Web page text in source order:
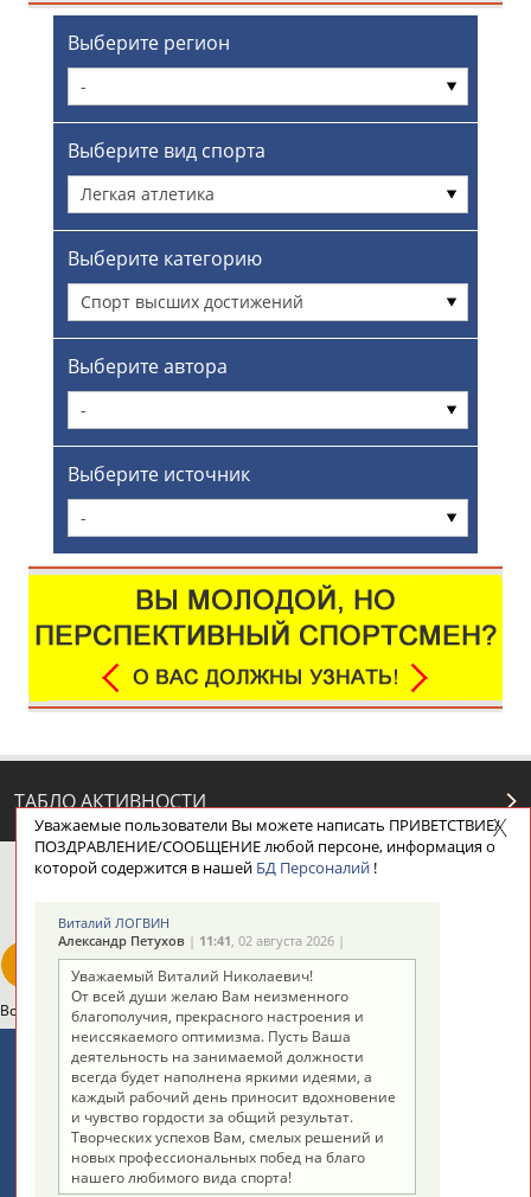
Выберите регион
-
Выберите вид спорта
Легкая атлетика
Выберите категорию
Спорт высших достижений
Выберите автора
-
Выберите источник
-
ТАБЛО АКТИВНОСТИ
ЦЕЛИ ПРОЕКТА НАШИ КНОПКИ
Вопросы сотрудничества и совместной деятельности
Стадион, 1998-2026
Разработка и поддержка ООО НАИТ «Стадион»
Адресов в новостной рассылке: 996
Подпишись
Уважаемые пользователи Вы можете написать ПРИВЕТСТВИЕ/
ПОЗДРАВЛЕНИЕ/СООБЩЕНИЕ любой персоне, информация о
которой содержится в нашей БД Персоналий!
Виталий ЛОГВИН
Александр Петухов| 11:41, 02 августа 2026 |
Уважаемый Виталий Николаевич!
От всей души желаю Вам неизменного
благополучия, прекрасного настроения и
неиссякаемого оптимизма. Пусть Ваша
деятельность на занимаемой должности
всегда будет наполнена яркими идеями, а
каждый рабочий день приносит вдохновение
и чувство гордости за общий результат.
Творческих успехов Вам, смелых решений и
новых профессиональных побед на благо
нашего любимого вида спорта!